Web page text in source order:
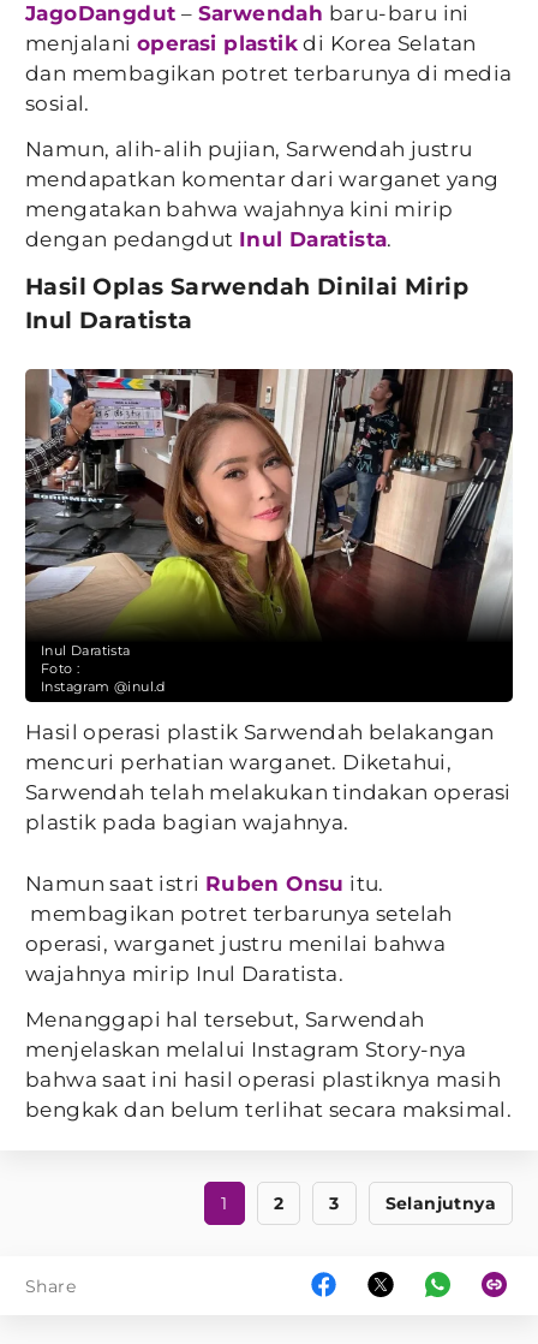
JagoDangdut – Sarwendah baru-baru ini
menjalanioperasi plastik di Korea Selatan
dan membagikan potret terbarunya di media
sosial.
Namun, alih-alih pujian, Sarwendah justru
mendapatkan komentar dari warganet yang
mengatakan bahwa wajahnya kini mirip
dengan pedangdut Inul Daratista.
Hasil Oplas Sarwendah Dinilai Mirip
Inul Daratista
Inul Daratista
Foto :
Instagram @inul.d
Hasil operasi plastik Sarwendah belakangan
mencuri perhatian warganet. Diketahui,
Sarwendah telah melakukan tindakan operasi
plastik pada bagian wajahnya.
Namun saat istri Ruben Onsu itu.
membagikan potret terbarunya setelah
operasi, warganet justru menilai bahwa
wajahnya mirip Inul Daratista.
Menanggapi hal tersebut, Sarwendah
menjelaskan melalui Instagram Story-nya
bahwa saat ini hasil operasi plastiknya masih
bengkak dan belum terlihat secara maksimal.
1 2 3 Selanjutnya
Share